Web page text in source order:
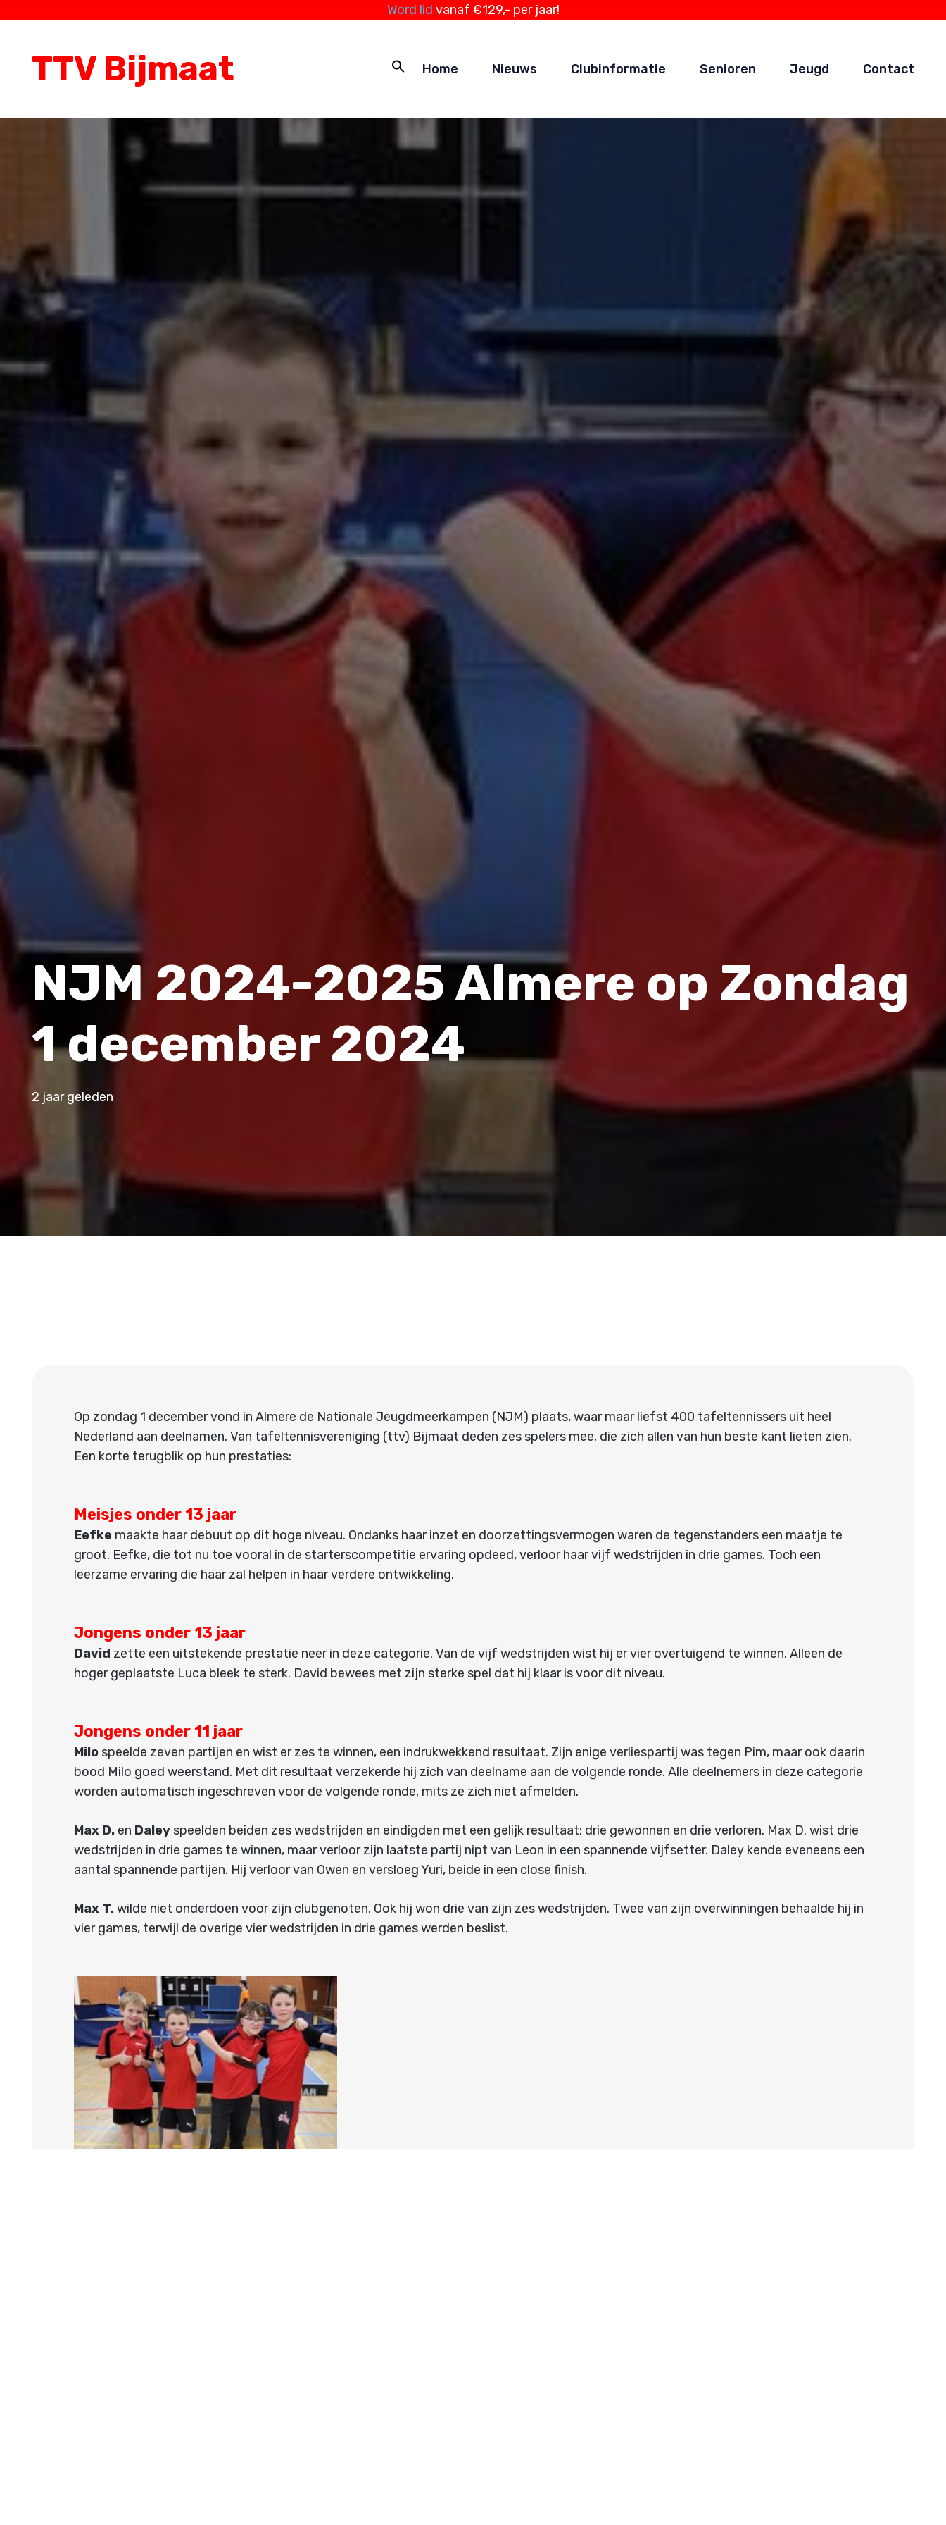
Word lid vanaf €129,- per jaar!
TTV Bijmaat Home Nieuws Clubinformatie Senioren Jeugd Contact
NJM 2024-2025 Almere op Zondag
1 december 2024
2 jaar geleden
Op zondag 1 december vond in Almere de Nationale Jeugdmeerkampen (NJM) plaats, waar maar liefst 400 tafeltennissers uit heel
Nederland aan deelnamen. Van tafeltennisvereniging (ttv) Bijmaat deden zes spelers mee, die zich allen van hun beste kant lieten zien.
Een korte terugblik op hun prestaties:
Meisjes onder 13 jaar
Eefke maakte haar debuut op dit hoge niveau. Ondanks haar inzet en doorzettingsvermogen waren de tegenstanders een maatje te
groot. Eefke, die tot nu toe vooral in de starterscompetitie ervaring opdeed, verloor haar vijf wedstrijden in drie games. Toch een
leerzame ervaring die haar zal helpen in haar verdere ontwikkeling.
Jongens onder 13 jaar
David zette een uitstekende prestatie neer in deze categorie. Van de vijf wedstrijden wist hij er vier overtuigend te winnen. Alleen de
hoger geplaatste Luca bleek te sterk. David bewees met zijn sterke spel dat hij klaar is voor dit niveau.
Jongens onder 11 jaar
Milospeelde zeven partijen en wist er zes te winnen, een indrukwekkend resultaat. Zijn enige verliespartij was tegen Pim, maar ook daarin
bood Milo goed weerstand. Met dit resultaat verzekerde hij zich van deelname aan de volgende ronde. Alle deelnemers in deze categorie
worden automatisch ingeschreven voor de volgende ronde, mits ze zich niet afmelden.
Max D. en Daleyspeelden beiden zes wedstrijden en eindigden met een gelijk resultaat: drie gewonnen en drie verloren. Max D. wist drie
wedstrijden in drie games te winnen, maar verloor zijn laatste partij nipt van Leon in een spannende vijfsetter. Daley kende eveneens een
aantal spannende partijen. Hij verloor van Owen en versloeg Yuri, beide in een close finish.
Max T.wilde niet onderdoen voor zijn clubgenoten. Ook hij won drie van zijn zes wedstrijden. Twee van zijn overwinningen behaalde hij in
vier games, terwijl de overige vier wedstrijden in drie games werden beslist.